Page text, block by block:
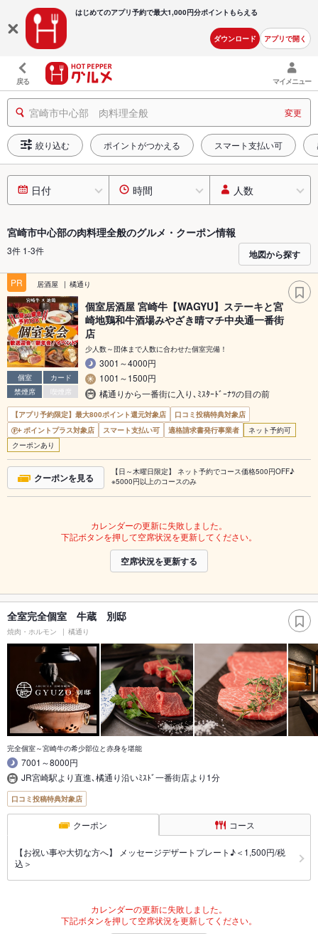
はじめてのアプリ予約で最大1,000円分ポイントもらえる
ダウンロード アプリで開く
戻る マイメニュー
宮崎市中心部 肉料理全般 変更
絞り込む ポイントがつかえる スマート支払い可
日付 時間 人数
宮崎市中心部の肉料理全般のグルメ・クーポン情報
3件 1-3件 地図から探す
PR 居酒屋 橘通り
個室
カード
禁煙席
喫煙席
個室居酒屋 宮崎牛【WAGYU】ステーキと宮
崎地鶏和牛酒場みやざき晴マチ中央通一番街
店
少人数～団体まで人数に合わせた個室完備！
3001～4000円
1001～1500円
橘通りから一番街に入り､ﾐｽﾀｰﾄﾞｰﾅﾂの目の前
【アプリ予約限定】最大800ポイント還元対象店
口コミ投稿特典対象店
ポイントプラス対象店
スマート支払い可 適格請求書発行事業者
ネット予約可
クーポンあり
クーポンを見る
【日～木曜日限定】 ネット予約でコース価格500円OFF♪
※5000円以上のコースのみ
カレンダーの更新に失敗しました。
下記ボタンを押して空席状況を更新してください。
空席状況を更新する
全室完全個室 牛蔵 別邸
焼肉・ホルモン 橘通り
完全個室～宮崎牛の希少部位と赤身を堪能
7001～8000円
JR宮崎駅より直進､橘通り沿いﾐｽﾄﾞ一番街店より1分
口コミ投稿特典対象店
クーポン コース
【お祝い事や大切な方へ】 メッセージデザートプレート♪＜1,500円/税
込＞
カレンダーの更新に失敗しました。
下記ボタンを押して空席状況を更新してください。